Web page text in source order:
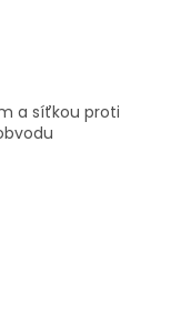
a síťkou proti